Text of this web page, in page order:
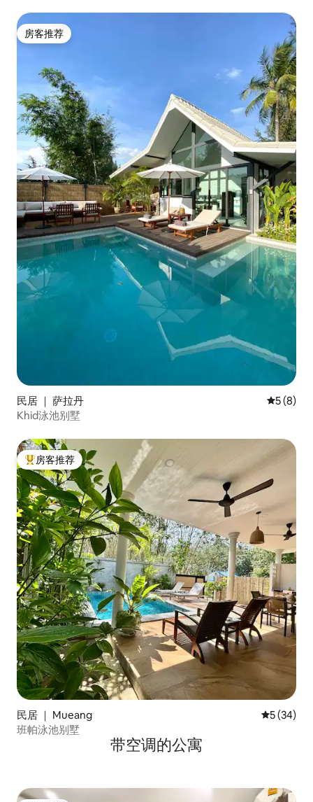
房客推荐
房客推荐
民居 ｜ 萨拉丹 平均评分
5 (8)
Khid泳池别墅
热门「房客推荐」
房客推荐
民居 ｜ Mueang 平均评分
5 (34)
班帕泳池别墅
带空调的公寓